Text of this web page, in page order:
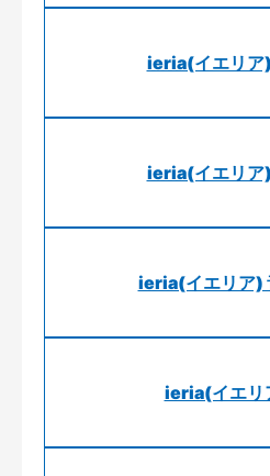
ieria(イエリア
ieria(イエリア
ieria(イエリア)
ieria(イエリ